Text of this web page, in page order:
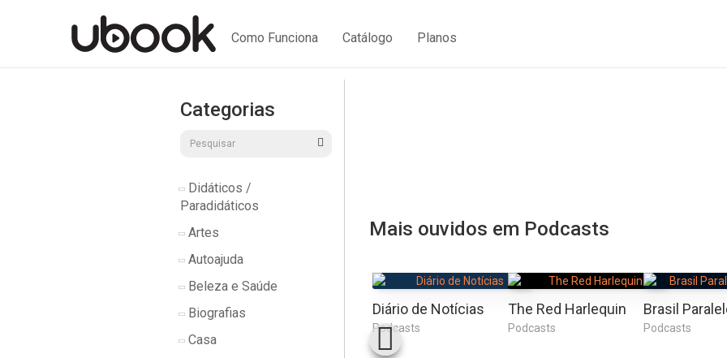
Como Funciona Catálogo Planos
Categorias
Didáticos /
Paradidáticos
Artes
Autoajuda
Beleza e Saúde
Biografias
Casa
Mais ouvidos em Podcasts
Diário de Notícias
Podcasts
The Red Harlequin
Podcasts Podcasts